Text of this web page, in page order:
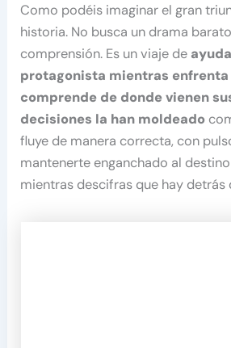
Como podéis imaginar el gran
historia. No busca un drama
comprensión. Es un viaje de
protagonista mientras enfrenta
comprende de donde vienen
decisiones la han moldeado
fluye de manera correcta, con
mantenerte enganchado al
mientras descifras que hay detrás